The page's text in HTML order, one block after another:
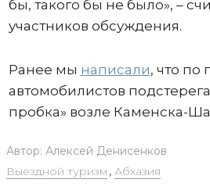
бы, такого бы не было», –
участников обсуждения.
Ранее мы написали, что по
автомобилистов
пробка» возле Каменска-
Автор: Алексей Денисенков
Выездной туризм , Абхазия